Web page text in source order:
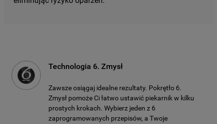
Technologia 6. Zmysł
Zawsze osiągaj idealne rezultaty. Pokrętło 6.
Zmysł pomoże Ci łatwo ustawić piekarnik w kilku
prostych krokach. Wybierz jeden z 6
zaprogramowanych przepisów, a Twoje